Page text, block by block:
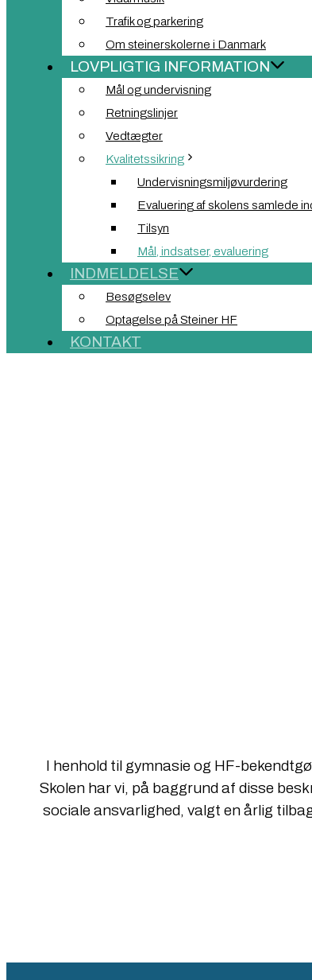
Trafik og parkering
Om steinerskolerne i Danmark
LOVPLIGTIG INFORMATION
Mål og undervisning
Retningslinjer
Vedtægter
Kvalitetssikring
Undervisningsmiljøvurdering
Evaluering af skolens samlede
Tilsyn
Mål, indsatser, evaluering
INDMELDELSE
Besøgselev
Optagelse på Steiner HF
KONTAKT
I henhold til gymnasie og HF-
Skolen har vi, på baggrund af disse
sociale ansvarlighed, valgt en årlig